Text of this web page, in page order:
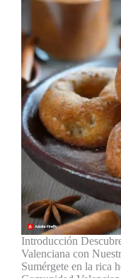
Introducción
Valenciana con
Sumérgete en la rica